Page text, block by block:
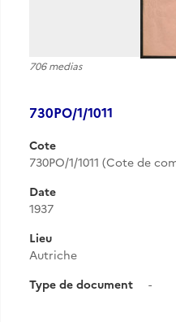
706 medias
730PO/1/1011
Cote
730PO/1/1011 (Cote de
Date
1937
Lieu
Autriche
Type de document
-